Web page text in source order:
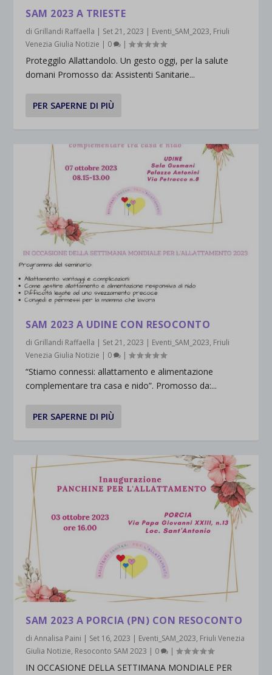
SAM 2023 A TRIESTE
di Grillandi Raffaella | Set 21, 2023 | Eventi_SAM_2023, Friuli
Venezia Giulia Notizie | 0 |
Proteggilo Allattandolo. Un gesto oggi, per la salute
domani Promosso da: Assistenti Sanitarie...
PER SAPERNE DI PIÙ
SAM 2023 A UDINE CON RESOCONTO
di Grillandi Raffaella | Set 21, 2023 | Eventi_SAM_2023, Friuli
Venezia Giulia Notizie | 0 |
“Stiamo connessi: allattamento e alimentazione
complementare tra casa e nido”. Promosso da:...
PER SAPERNE DI PIÙ
SAM 2023 A PORCIA (PN) CON RESOCONTO
diAnnalisa Paini | Set 16, 2023 | Eventi_SAM_2023, Friuli Venezia
Giulia Notizie, Resoconto SAM 2023 | 0 |
IN OCCASIONE DELLA SETTIMANA MONDIALE PER